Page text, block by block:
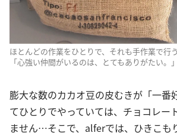
ほとんどの作業をひとりで、それも手作業で行
「心強い仲間がいるのは、とてもありがたい。
膨大な数のカカオ豆の皮むきが「一番
てひとりでやっていては、チョコレー
ません…そこで、alferでは、ひきこも